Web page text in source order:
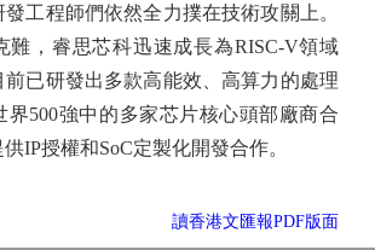
工程師們依然全力撲在技術攻關上。
難，睿思芯科迅速成長為RISC-V領域
前已研發出多款高能效、高算力的處理
界500強中的多家芯片核心頭部廠商合
IP授權和SoC定製化開發合作。
讀香港文匯報PDF版面